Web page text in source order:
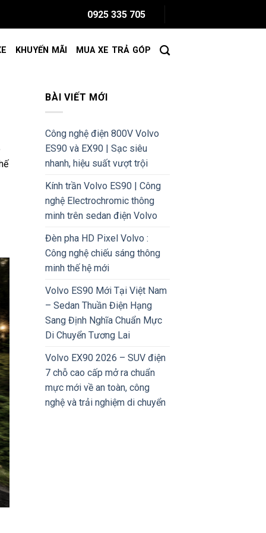
0925 335 705
KHUYẾN MÃI MUA XE TRẢ GÓP
BÀI VIẾT MỚI
Công nghệ điện 800V Volvo
ES90 và EX90 | Sạc siêu
nhanh, hiệu suất vượt trội
Kính trần Volvo ES90 | Công
nghệ Electrochromic thông
minh trên sedan điện Volvo
Đèn pha HD Pixel Volvo :
Công nghệ chiếu sáng thông
minh thế hệ mới
Volvo ES90 Mới Tại Việt Nam
– Sedan Thuần Điện Hạng
Sang Định Nghĩa Chuẩn Mực
Di Chuyển Tương Lai
Volvo EX90 2026 – SUV điện
7 chỗ cao cấp mở ra chuẩn
mực mới về an toàn, công
nghệ và trải nghiệm di chuyển